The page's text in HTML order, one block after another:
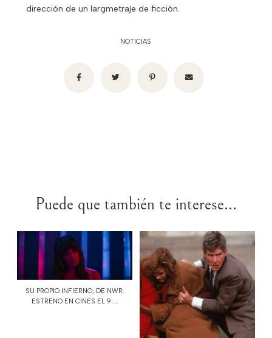
dirección de un largmetraje de ficción.
NOTICIAS
Puede que también te interese...
SU PROPIO INFIERNO, DE NWR.
ESTRENO EN CINES EL 9 ...